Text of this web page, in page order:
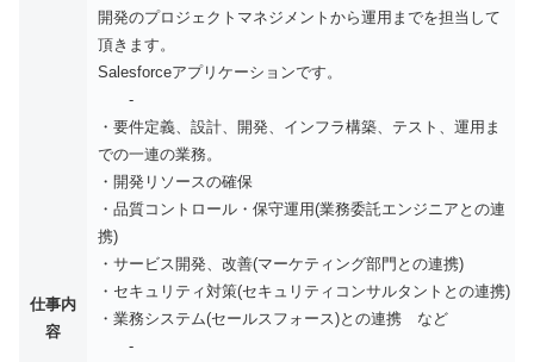
仕事内
容
開発のプロジェクトマネジメントから運⽤までを担当して
頂きます。
Salesforceアプリケーションです。
-
・要件定義、設計、開発、インフラ構築、テスト、運⽤ま
での⼀連の業務。
・開発リソースの確保
・品質コントロール・保守運⽤(業務委託エンジニアとの連
携)
・サービス開発、改善(マーケティング部⾨との連携)
・セキュリティ対策(セキュリティコンサルタントとの連携)
・業務システム(セールスフォース)との連携 など
-